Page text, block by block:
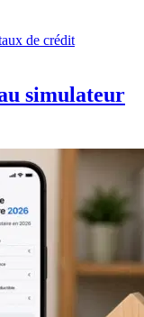
de crédit
simulateur